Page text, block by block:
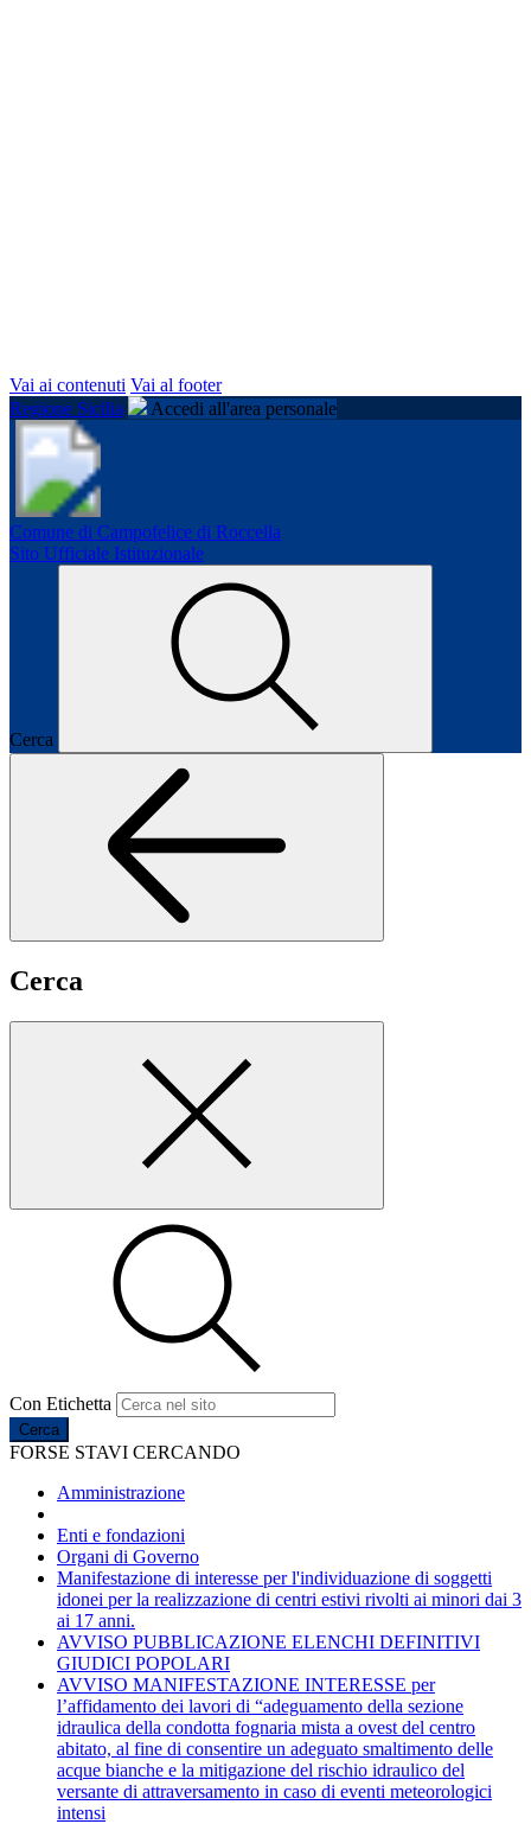
Vai ai contenuti Vai al footer
Regione Sicilia
Accedi all'area personale
Comune di Campofelice di Roccella
Sito Ufficiale Istituzionale
Cerca
Cerca
Con Etichetta
Cerca
FORSE STAVI CERCANDO
Amministrazione
Enti e fondazioni
Organi di Governo
Manifestazione di interesse per l'individuazione di soggetti
idonei per la realizzazione di centri estivi rivolti ai minori dai 3
ai 17 anni.
AVVISO PUBBLICAZIONE ELENCHI DEFINITIVI
GIUDICI POPOLARI
AVVISO MANIFESTAZIONE INTERESSE per
l’affidamento dei lavori di “adeguamento della sezione
idraulica della condotta fognaria mista a ovest del centro
abitato, al fine di consentire un adeguato smaltimento delle
acque bianche e la mitigazione del rischio idraulico del
versante di attraversamento in caso di eventi meteorologici
intensi